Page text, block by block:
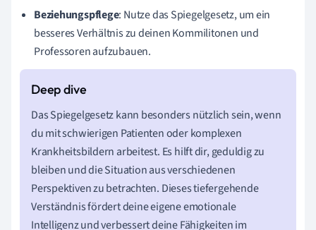
Beziehungspflege: Nutze das Spiegelgesetz, um ein
besseres Verhältnis zu deinen Kommilitonen und
Professoren aufzubauen.
Das Spiegelgesetz kann besonders nützlich sein, wenn
du mit schwierigen Patienten oder komplexen
Krankheitsbildern arbeitest. Es hilft dir, geduldig zu
bleiben und die Situation aus verschiedenen
Perspektiven zu betrachten. Dieses tiefergehende
Verständnis fördert deine eigene emotionale
Intelligenz und verbessert deine Fähigkeiten im